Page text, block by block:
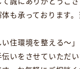
も承っております
住環境を整える～
いをさせていただ